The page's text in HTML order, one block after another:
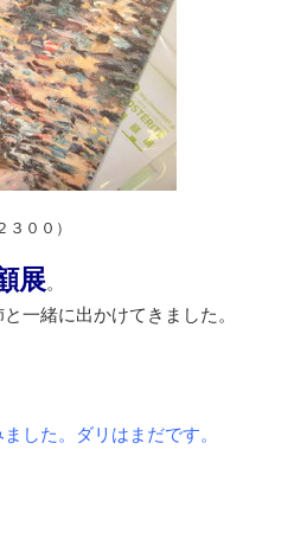
００）
展。
一緒に出かけてきました。
した。ダリはまだです。